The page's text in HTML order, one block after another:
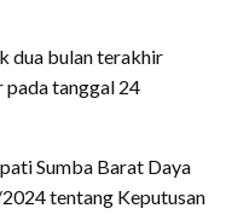
dua bulan terakhir
tanggal 24
Sumba Barat Daya
tentang Keputusan